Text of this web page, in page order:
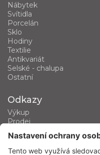
Nábytek
Svítidla
Porcelán
Sklo
Hodiny
Textilie
Antikvariát
Selské - chalupa
Ostatní
Odkazy
Výkup
Prodej
Kategorie produktů
Kontakt